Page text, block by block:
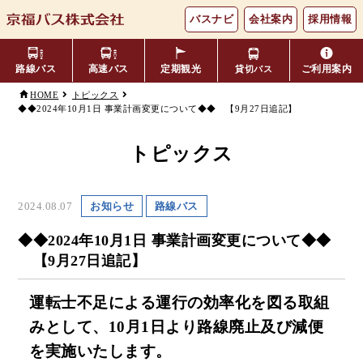
バスナビ 会社案内 採用情報
路線バス
のりば案内
季節・特別運行バス 配布時刻表
定期券 お得なきっぷ
コミュニティバス
Googleマップでの
高速バス 定期観光 貸切バス ご利用案内
キャッシュレス対応
HOME
トピックス
◆◆2024年10月1日 事業計画変更について◆◆ 【9月27日追記】
トピックス
2024.08.07 お知らせ 路線バス
◆◆2024年10月1日 事業計画変更について◆◆
【9月27日追記】
運転士不足による運行の効率化を図る取組
みとして、10月1日より路線廃止及び減便
を実施いたします。